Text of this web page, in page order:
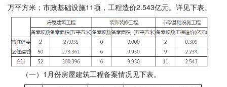
万平方米；市政基础设施11项，工程造价2.543亿元。详见下表。
（一）1月份房屋建筑工程备案情况见下表。